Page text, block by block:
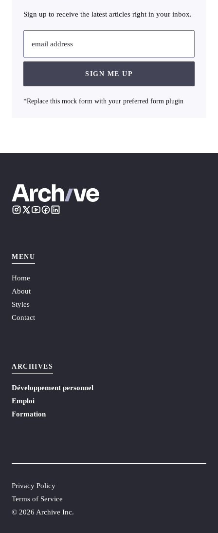
Sign up to receive the latest articles right in your inbox.
email address
SIGN ME UP
*Replace this mock form with your preferred form plugin
MENU
Home
About
Styles
Contact
ARCHIVES
Développement personnel
Emploi
Formation
© 2026 Archive Inc.
Privacy Policy
Terms of Service